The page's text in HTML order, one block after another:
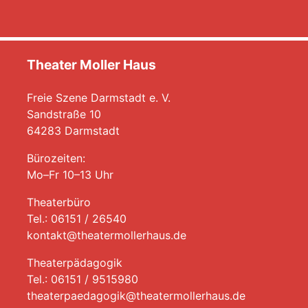
Theater Moller Haus
Freie Szene Darmstadt e. V.
Sandstraße 10
64283 Darmstadt
Bürozeiten:
Mo–Fr 10–13 Uhr
Theaterbüro
Tel.: 06151 / 26540
kontakt@theatermollerhaus.de
Theaterpädagogik
Tel.: 06151 / 9515980
theaterpaedagogik@theatermollerhaus.de